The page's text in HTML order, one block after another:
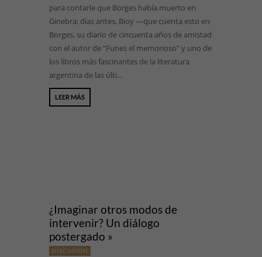
para contarle que Borges había muerto en
Ginebra; días antes, Bioy —que cuenta esto en
Borges, su diario de cincuenta años de amistad
con el autor de “Funes el memorioso” y uno de
los libros más fascinantes de la literatura
argentina de las últi...
LEER MÁS
¿Imaginar otros modos de
intervenir? Un diálogo
postergado »
DISCUSIÓN